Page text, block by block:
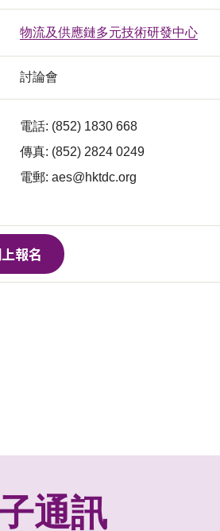
物流及供應鏈多元技術研發中心
討論會
電話: (852) 1830 668
傳真: (852) 2824 0249
電郵: aes@hktdc.org
報名
通訊